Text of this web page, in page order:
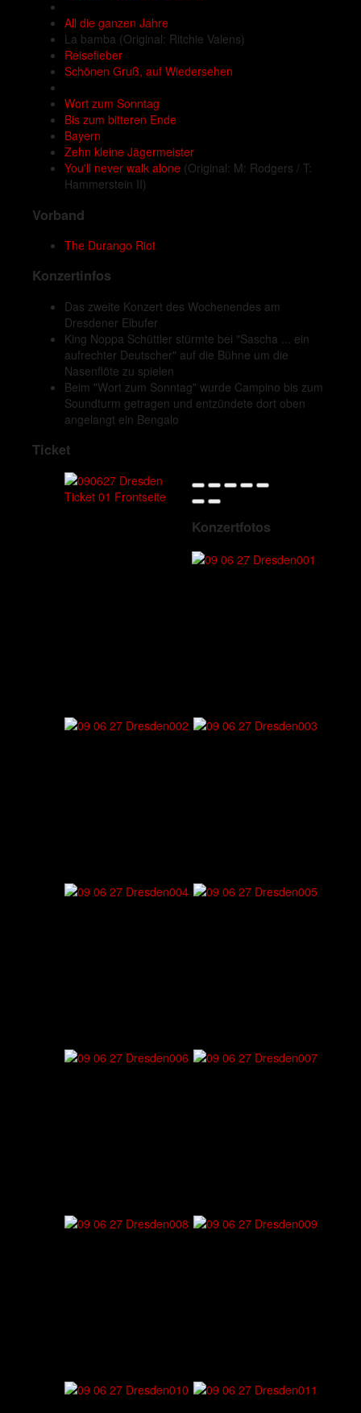
All die ganzen Jahre
La bamba (Original: Ritchie Valens)
Reisefieber
Schönen Gruß, auf Wiedersehen
Wort zum Sonntag
Bis zum bitteren Ende
Bayern
Zehn kleine Jägermeister
You'll never walk alone (Original: M: Rodgers / T:
Hammerstein II)
Vorband
The Durango Riot
Konzertinfos
Das zweite Konzert des Wochenendes am
Dresdener Elbufer
King Noppa Schüttler stürmte bei "Sascha ... ein
aufrechter Deutscher" auf die Bühne um die
Nasenflöte zu spielen
Beim "Wort zum Sonntag" wurde Campino bis zum
Soundturm getragen und entzündete dort oben
angelangt ein Bengalo
Ticket
Konzertfotos